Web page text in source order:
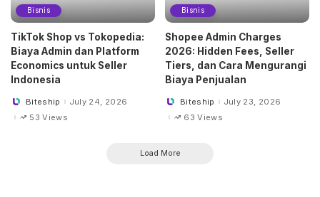
Bisnis
TikTok Shop vs Tokopedia:
Biaya Admin dan Platform
Economics untuk Seller
Indonesia
PostedBiteship
July 24, 2026
53 Views
Bisnis
Shopee Admin Charges
2026: Hidden Fees, Seller
Tiers, dan Cara Mengurangi
Biaya Penjualan
PostedBiteship
July 23, 2026
63 Views
Load More